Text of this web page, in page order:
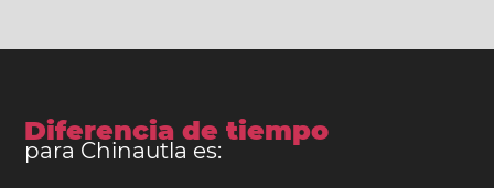
Diferencia de tiempo
para Chinautla es: